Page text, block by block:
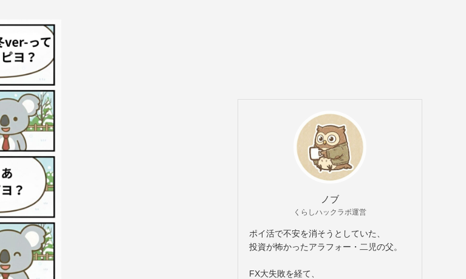
ノブ
くらしハックラボ運営
ポイ活で不安を消そうとしていた、
投資が怖かったアラフォー・二児の父。
FX大失敗を経て、